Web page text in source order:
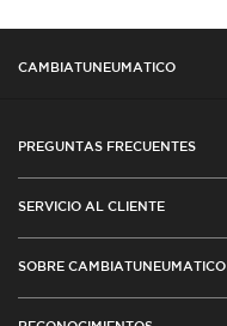
CAMBIATUNEUMATICO
PREGUNTAS FRECUENTES
MEDIOS DE PAGO
RED DE TALLERES ASOCIADOS
SERVICIO AL CLIENTE
CAMBIO DE DIRECCIÓN
SOBRE CAMBIATUNEUMATICO